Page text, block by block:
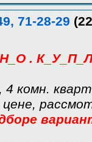
71-28-29
.
комн.